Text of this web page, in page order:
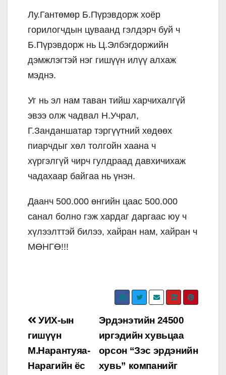
Лу.Гантөмөр Б.Пүрэвдорж хоёр
горилогчдын цуваанд гэлдэрч буй ч
Б.Пүрэвдорж нь Ц.Элбэгдоржийн
дэмжлэгтэй нэг гишүүн илүү алхаж
мэднэ.
Уг нь эл нам таван тийш харчихалгүй
эвээ олж чадвал Н.Учрал,
Г.Занданшатар тэргүүтний хөдөөх
пиарчдыг хөл толгойн хаана ч
хүргэлгүй чирч гулдраад давхичихаж
чадахаар байгаа нь үнэн.
Даанч 500.000 өнгийн цаас 500.000
санал болно гэж хардаг даргаас юу ч
хүлээлттэй билээ, хайран нам, хайран ч
МӨНГӨ!!!
Post
navigation
Эрдэнэтийн 24500
иргэдийн хувьцаа
орсон “Зэс эрдэнийн
хувь” компанийг
УИХ-ын
гишүүн
М.Нарантуяа-
Нарагийн ёс